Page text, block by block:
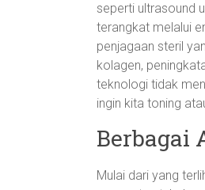
seperti ultrasound
terangkat melalui
penjagaan steril
kolagen,
teknologi tidak
ingin kita toning
Berbagai
Mulai dari yang